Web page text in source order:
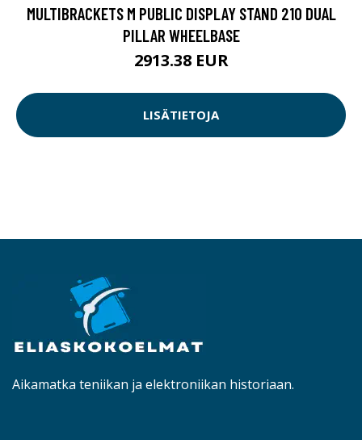
MULTIBRACKETS M PUBLIC DISPLAY STAND 210 DUAL
PILLAR WHEELBASE
2913.38 EUR
LISÄTIETOJA
Aikamatka teniikan ja elektroniikan historiaan.